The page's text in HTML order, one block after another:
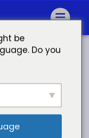
de
be
Do you